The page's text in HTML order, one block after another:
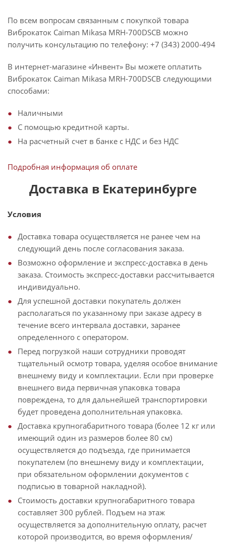
По всем вопросам связанным с покупкой товара
Виброкаток Caiman Mikasa MRH-700DSCB можно
получить консультацию по телефону: +7 (343) 2000-494
В интернет-магазине «Инвент» Вы можете оплатить
Виброкаток Caiman Mikasa MRH-700DSCB следующими
способами:
Наличными
С помощью кредитной карты.
На расчетный счет в банке с НДС и без НДС
Подробная информация об оплате
Доставка в Екатеринбурге
Условия
Доставка товара осуществляется не ранее чем на
следующий день после согласования заказа.
Возможно оформление и экспресс-доставка в день
заказа. Стоимость экспресс-доставки рассчитывается
индивидуально.
Для успешной доставки покупатель должен
располагаться по указанному при заказе адресу в
течение всего интервала доставки, заранее
определенного с оператором.
Перед погрузкой наши сотрудники проводят
тщательный осмотр товара, уделяя особое внимание
внешнему виду и комплектации. Если при проверке
внешнего вида первичная упаковка товара
повреждена, то для дальнейшей транспортировки
будет проведена дополнительная упаковка.
Доставка крупногабаритного товара (более 12 кг или
имеющий один из размеров более 80 см)
осуществляется до подъезда, где принимается
покупателем (по внешнему виду и комплектации,
при обязательном оформлении документов с
подписью в товарной накладной).
Стоимость доставки крупногабаритного товара
составляет 300 рублей. Подъем на этаж
осуществляется за дополнительную оплату, расчет
которой производится, во время оформления/